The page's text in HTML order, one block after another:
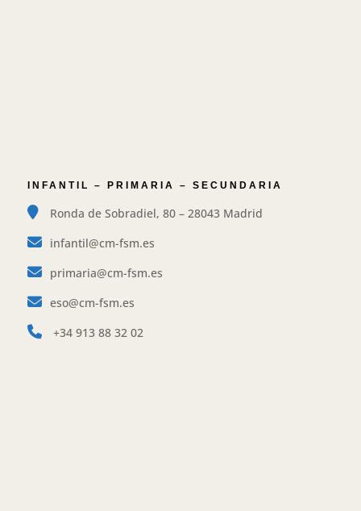
INFANTIL – PRIMARIA – SECUNDARIA
Ronda de Sobradiel, 80 – 28043 Madrid
infantil@cm-fsm.es
primaria@cm-fsm.es
eso@cm-fsm.es
+34 913 88 32 02